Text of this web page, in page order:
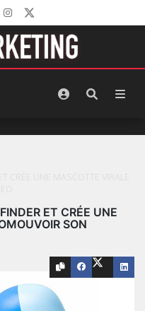
ET CRÉE UNE
SON